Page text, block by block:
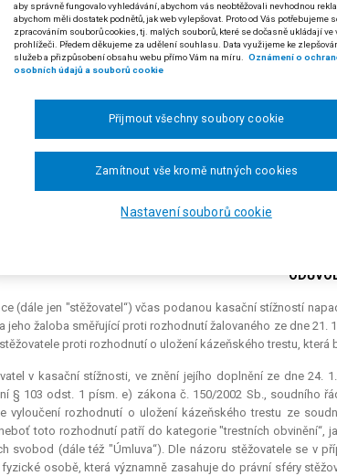
Nizozemsku (stížnost č. 5100/71, Series A, č. 22), a ze dne
Series A, č. 80).
Ž. proti Vězeňské službě České republiky o uložení
správní soud
rozhodl v senátě složeném z předsedkyně
v právní věci žalobce:A. Ž., zastoupeného JUDr. Alenou
služba České republiky,
se sídlem Soudní 1672/1a, Praha
stížnosti žalobce proti usnesení Městského soudu v
Městského soudu v Praze ze dne 19. 10. 2006, č. j. 10
(dále jen "stěžovatel“) včas podanou kasační stížností
jeho žaloba směřující proti rozhodnutí žalovaného ze dne 21.
proti rozhodnutí o uložení kázeňského trestu,
v kasační stížnosti, ve znění jejího doplnění ze dne 24.
§ 103 odst. 1 písm. e) zákona č. 150/2002 Sb., soudního
vyloučení rozhodnutí o uložení kázeňského trestu ze
toto rozhodnutí patří do kategorie "trestních obvinění“,
svobod (dále též "Úmluva“). Dle názoru stěžovatele se v
fyzické osobě, která významně zasahuje do právní sféry
aby správně fungovalo vyhledávání, abychom vás neobtěžovali nevhodnou
abychom měli dostatek podnětů, jak web vylepšovat. Proto od Vás potřebujeme
zpracováním souborů cookies, tj. malých souborů, které se dočasně ukládají ve
prohlížeči. Předem děkujeme za udělení souhlasu. Data využijeme ke
služeb a přizpůsobení obsahu webu přímo Vám na míru.
Oznámení o
osobních údajů a souborů cookie
Nastavení souborů cookie
Zamítnout vše kromě nutných cookies
Přijmout všechny soubory cookie